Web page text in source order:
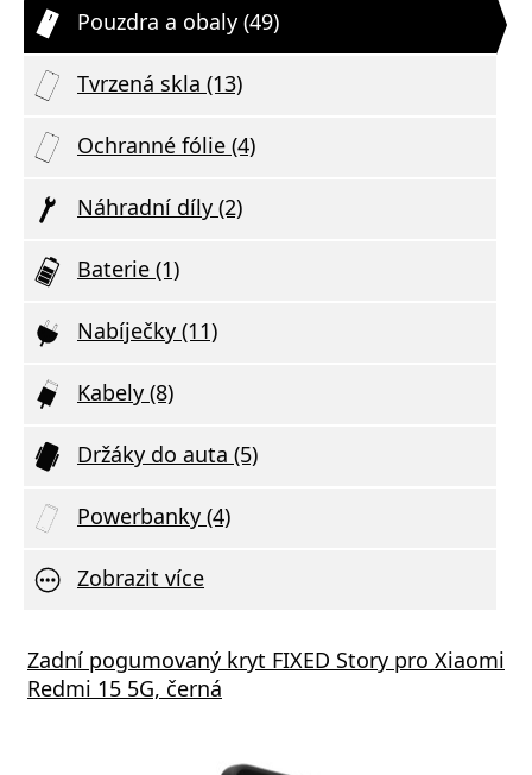
Pouzdra a obaly (49)
Tvrzená skla (13)
Ochranné fólie (4)
Náhradní díly (2)
Baterie (1)
Nabíječky (11)
Kabely (8)
Držáky do auta (5)
Powerbanky (4)
Zobrazit více
Zadní pogumovaný kryt FIXED Story pro Xiaomi
Redmi 15 5G, černá